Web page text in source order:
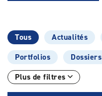
Catégories :
Tous Actualités
Portfolios
Dossiers
Plus de filtres